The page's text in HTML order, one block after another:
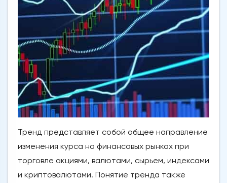
Тренд представляет собой общее направление
изменения курса на финансовых рынках при
торговле акциями, валютами, сырьем, индексами
и криптовалютами. Понятие тренда также